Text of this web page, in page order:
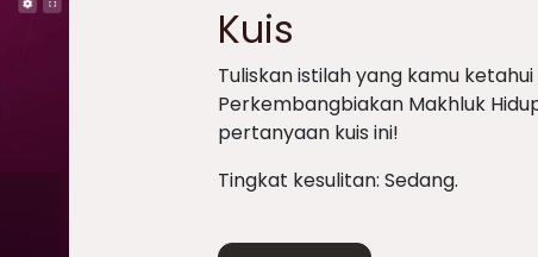
Kuis
Tuliskan istilah yang kamu
Perkembangbiakan Makhluk
pertanyaan kuis ini!
Tingkat kesulitan: Sedang.